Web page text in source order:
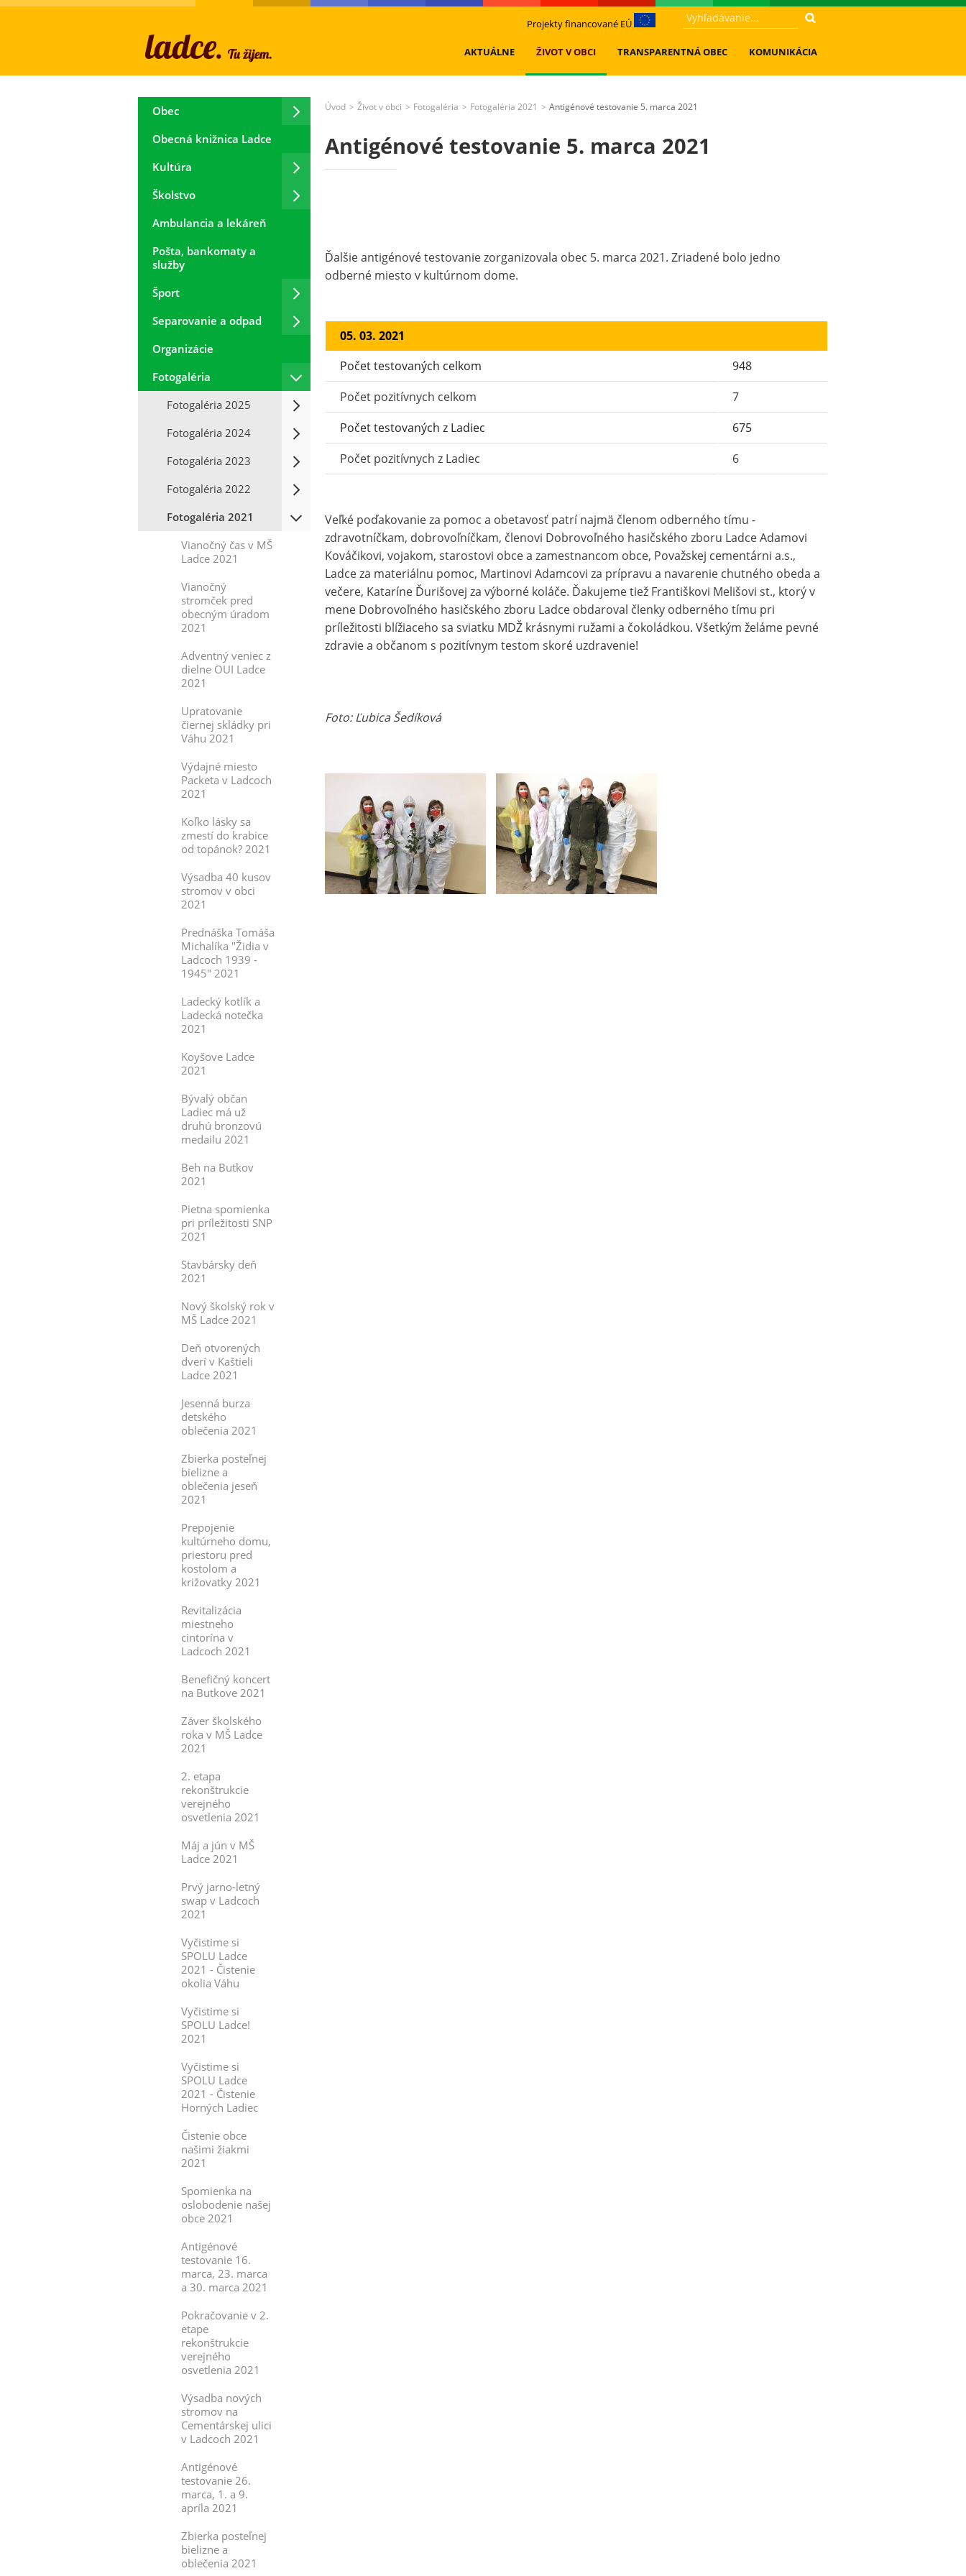
Projekty financované EÚ
AKTUÁLNE ŽIVOT V OBCI TRANSPARENTNÁ OBEC KOMUNIKÁCIA
Obec
Obecná knižnica Ladce
Kultúra
Školstvo
Ambulancia a lekáreň
Pošta, bankomaty a
služby
Šport
Separovanie a odpad
Organizácie
Fotogaléria
Fotogaléria 2025
Fotogaléria 2024
Fotogaléria 2023
Fotogaléria 2022
Fotogaléria 2021
Vianočný čas v MŠ
Ladce 2021
Vianočný
stromček pred
obecným úradom
2021
Adventný veniec z
dielne OUI Ladce
2021
Upratovanie
čiernej skládky pri
Váhu 2021
Výdajné miesto
Packeta v Ladcoch
2021
Koľko lásky sa
zmestí do krabice
od topánok? 2021
Výsadba 40 kusov
stromov v obci
2021
Prednáška Tomáša
Michalíka "Židia v
Ladcoch 1939 -
1945" 2021
Ladecký kotlík a
Ladecká notečka
2021
Koyšove Ladce
2021
Bývalý občan
Ladiec má už
druhú bronzovú
medailu 2021
Beh na Butkov
2021
Pietna spomienka
pri príležitosti SNP
2021
Stavbársky deň
2021
Nový školský rok v
MŠ Ladce 2021
Deň otvorených
dverí v Kaštieli
Ladce 2021
Jesenná burza
detského
oblečenia 2021
Zbierka posteľnej
bielizne a
oblečenia jeseň
2021
Prepojenie
kultúrneho domu,
priestoru pred
kostolom a
križovatky 2021
Revitalizácia
miestneho
cintorína v
Ladcoch 2021
Benefičný koncert
na Butkove 2021
Záver školského
roka v MŠ Ladce
2021
2. etapa
rekonštrukcie
verejného
osvetlenia 2021
Máj a jún v MŠ
Ladce 2021
Prvý jarno-letný
swap v Ladcoch
2021
Vyčistime si
SPOLU Ladce
2021 - Čistenie
okolia Váhu
Vyčistime si
SPOLU Ladce!
2021
Vyčistime si
SPOLU Ladce
2021 - Čistenie
Horných Ladiec
Čistenie obce
našimi žiakmi
2021
Spomienka na
oslobodenie našej
obce 2021
Antigénové
testovanie 16.
marca, 23. marca
a 30. marca 2021
Pokračovanie v 2.
etape
rekonštrukcie
verejného
osvetlenia 2021
Výsadba nových
stromov na
Cementárskej ulici
v Ladcoch 2021
Antigénové
testovanie 26.
marca, 1. a 9.
apríla 2021
Zbierka posteľnej
bielizne a
oblečenia 2021
Úvod > Život v obci > Fotogaléria > Fotogaléria 2021 > Antigénové testovanie 5. marca 2021
Antigénové testovanie 5. marca 2021
Ďalšie antigénové testovanie zorganizovala obec 5. marca 2021. Zriadené bolo jedno
odberné miesto v kultúrnom dome.
05. 03. 2021
Počet testovaných celkom
948
Počet pozitívnych celkom
7
Počet testovaných z Ladiec
675
Počet pozitívnych z Ladiec
6
Veľké poďakovanie za pomoc a obetavosť patrí najmä členom odberného tímu -
zdravotníčkam, dobrovoľníčkam, členovi Dobrovoľného hasičského zboru Ladce Adamovi
Kováčikovi, vojakom, starostovi obce a zamestnancom obce, Považskej cementárni a.s.,
Ladce za materiálnu pomoc, Martinovi Adamcovi za prípravu a navarenie chutného obeda a
večere, Kataríne Ďurišovej za výborné koláče. Ďakujeme tiež Františkovi Melišovi st., ktorý v
mene Dobrovoľného hasičského zboru Ladce obdaroval členky odberného tímu pri
príležitosti blížiaceho sa sviatku MDŽ krásnymi ružami a čokoládkou. Všetkým želáme pevné
zdravie a občanom s pozitívnym testom skoré uzdravenie!
Foto: Ľubica Šedíková